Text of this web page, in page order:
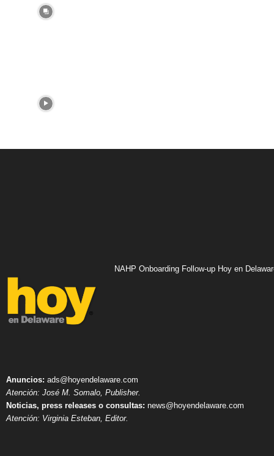
NAHP Onboarding Follow-up Hoy en
Anuncios: ads@hoyendelaware.com
Atención: José M. Somalo, Publisher.
Noticias, press releases o consultas: news@hoyendelaware.com
Atención: Virginia Esteban, Editor.